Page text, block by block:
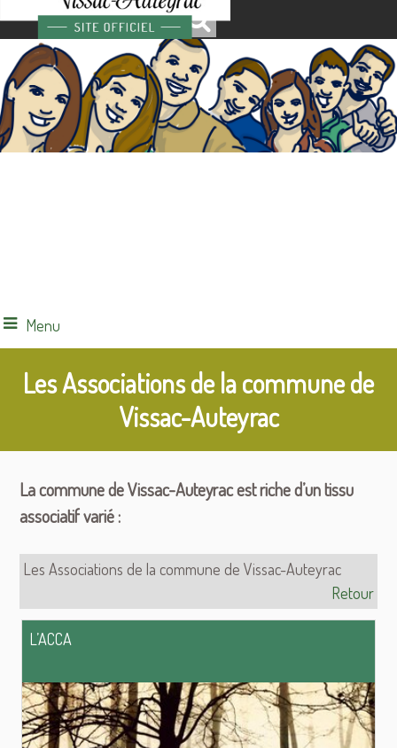
Menu
Les Associations de la commune de
Vissac-Auteyrac
La commune de Vissac-Auteyrac est riche d’un tissu
associatif varié :
Les Associations de la commune de Vissac-Auteyrac
Retour
L’ACCA